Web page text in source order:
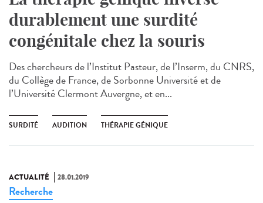
durablement une surdité
congénitale chez la souris
Des chercheurs de l’Institut Pasteur, de l’Inserm, du CNRS,
du Collège de France, de Sorbonne Université et de
l’Université Clermont Auvergne, et en...
SURDITÉ AUDITION THÉRAPIE GÉNIQUE
ACTUALITÉ 28.01.2019
Recherche